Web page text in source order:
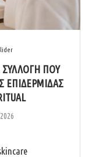
ΣΥΛΛΟΓΉ ΠΟΥ
ΕΠΙΔΕΡΜΊΔΑΣ